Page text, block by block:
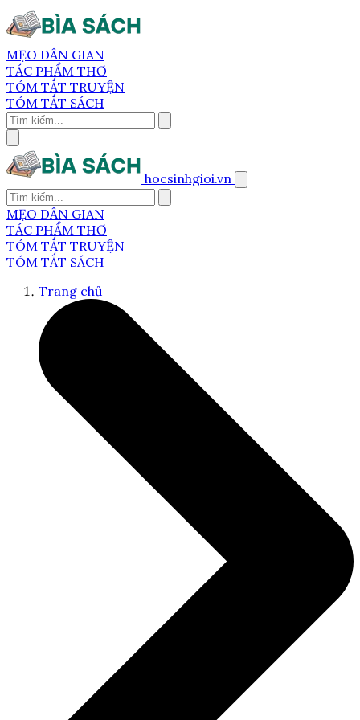
MẸO DÂN GIAN
TÁC PHẨM THƠ
TÓM TẮT TRUYỆN
TÓM TẮT SÁCH
hocsinhgioi.vn
MẸO DÂN GIAN
TÁC PHẨM THƠ
TÓM TẮT TRUYỆN
TÓM TẮT SÁCH
Trang chủ